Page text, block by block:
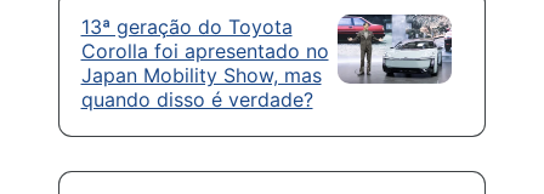
13ª geração do Toyota
Corolla foi apresentado no
Japan Mobility Show, mas
quando disso é verdade?